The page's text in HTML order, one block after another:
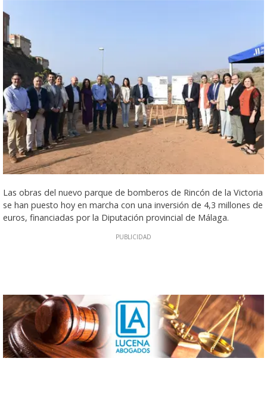
Las obras del nuevo parque de bomberos de Rincón de la Victoria
se han puesto hoy en marcha con una inversión de 4,3 millones de
euros, financiadas por la Diputación provincial de Málaga.